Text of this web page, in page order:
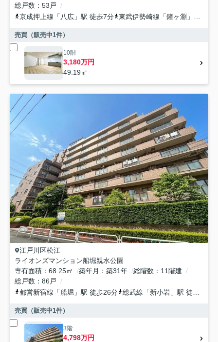
総戸数
53戸
京成押上線 「 八広 」駅 徒歩7分 東武伊勢崎線 「鐘ヶ淵 」駅 徒歩12分
売買（販売中1件）
10階
3,180万円
49.19㎡
江戸川区松江
ライオンズマンション船堀親水公園
専有面積
68.25㎡ 築年月 築31年 総階数
11階建
総戸数
86戸
都営新宿線 「船堀 」駅 徒歩26分 総武線 「新小岩 」駅 徒歩29分
売買（販売中1件）
3階
4,798万円